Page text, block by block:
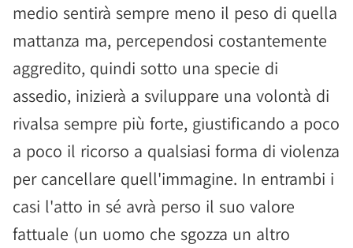
medio sentirà sempre meno il peso di quella
mattanza ma, percependosi costantemente
aggredito, quindi sotto una specie di
assedio, inizierà a sviluppare una volontà di
rivalsa sempre più forte, giustificando a poco
a poco il ricorso a qualsiasi forma di violenza
per cancellare quell'immagine. In entrambi i
casi l'atto in sé avrà perso il suo valore
fattuale (un uomo che sgozza un altro